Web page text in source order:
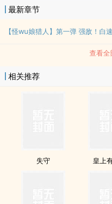
平原上，抬起不大的脑袋，却只有
最新章节
【怪wu娘猎人】第一弹 强敌！白
查看全
相关推荐
失守 皇上